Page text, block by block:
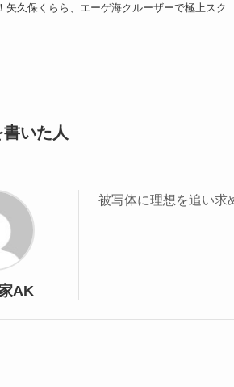
矢久保くらら、エーゲ海クルーザーで極上スク
いた人
AK
被写体に理想を追い求